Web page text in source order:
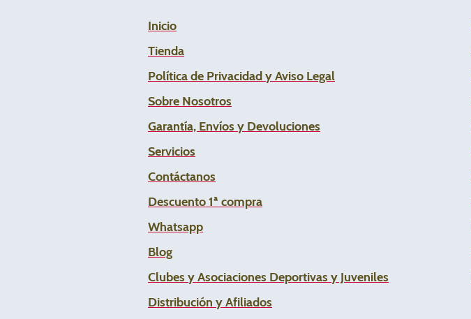
Inicio
Tienda
Política de Privacidad y Aviso Legal
Sobre Nosotros
Garantía, Envíos y Devoluciones
Servicios
Contáctanos
Descuento 1ª compra
Whatsapp
Blog
Clubes y Asociaciones Deportivas y Juveniles
Distribución y Afiliados